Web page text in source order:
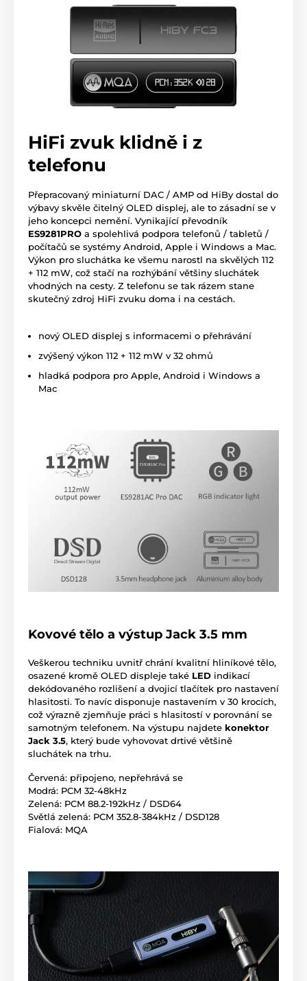
HiFi zvuk klidně i z
telefonu
Přepracovaný miniaturní DAC / AMP od HiBy dostal do
výbavy skvěle čitelný OLED displej, ale to zásadní se v
jeho koncepci nemění. Vynikající převodník
ES9281PRO a spolehlivá podpora telefonů / tabletů /
počítačů se systémy Android, Apple i Windows a Mac.
Výkon pro sluchátka ke všemu narostl na skvělých 112
+ 112 mW, což stačí na rozhýbání většiny sluchátek
vhodných na cesty. Z telefonu se tak rázem stane
skutečný zdroj HiFi zvuku doma i na cestách.
nový OLED displej s informacemi o přehrávání
zvýšený výkon 112 + 112 mW v 32 ohmů
hladká podpora pro Apple, Android i Windows a
Mac
Kovové tělo a výstup Jack 3.5 mm
Veškerou techniku uvnitř chrání kvalitní hliníkové tělo,
osazené kromě OLED displeje také LED indikací
dekódovaného rozlišení a dvojicí tlačítek pro nastavení
hlasitosti. To navíc disponuje nastavením v 30 krocích,
což výrazně zjemňuje práci s hlasitostí v porovnání se
samotným telefonem. Na výstupu najdete konektor
Jack 3.5, který bude vyhovovat drtivé většině
sluchátek na trhu.
Červená: připojeno, nepřehrává se
Modrá: PCM 32-48kHz
Zelená: PCM 88.2-192kHz / DSD64
Světlá zelená: PCM 352.8-384kHz / DSD128
Fialová: MQA